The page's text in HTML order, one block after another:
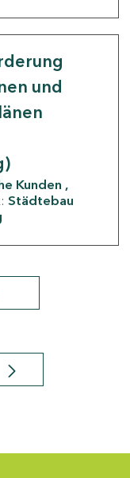
und
Kunden
Städtebau